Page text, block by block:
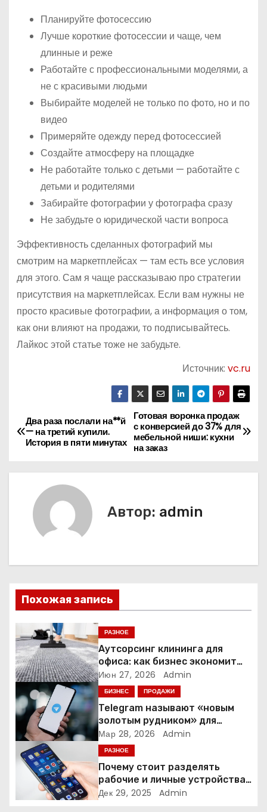
Планируйте фотосессию
Лучше короткие фотосессии и чаще, чем
длинные и реже
Работайте с профессиональными моделями, а
не с красивыми людьми
Выбирайте моделей не только по фото, но и по
видео
Примеряйте одежду перед фотосессией
Создайте атмосферу на площадке
Не работайте только с детьми — работайте с
детьми и родителями
Забирайте фотографии у фотографа сразу
Не забудьте о юридической части вопроса
Эффективность сделанных фотографий мы
смотрим на маркетплейсах — там есть все условия
для этого. Сам я чаще рассказываю про стратегии
присутствия на маркетплейсах. Если вам нужны не
просто красивые фотографии, а информация о том,
как они влияют на продажи, то подписывайтесь.
Лайкос этой статье тоже не забудьте.
Источник:vc.ru
Н
а
в
ц
и
я
п
о
з
а
п
и
с
Готовая воронка продаж
с конверсией до 37% для
мебельной ниши: кухни
на заказ
Два раза послали на**й
— на третий купили.
История в пяти минутах
Автор: admin
Похожая запись
РАЗНОЕ
Аутсорсинг клининга для
офиса: как бизнес экономит
время и деньги на уборке
Июн 27, 2026 Admin
БИЗНЕС ПРОДАЖИ
Telegram называют «новым
золотым рудником» для
креаторов: как блогеры
создают онлайн-бизнес
Мар 28, 2026 Admin
РАЗНОЕ
Почему стоит разделять
рабочие и личные устройства
— и чем опасно всё смешивать
Дек 29, 2025 Admin